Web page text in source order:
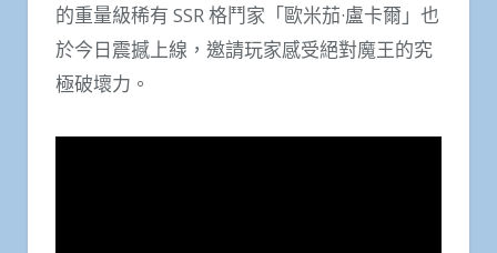
的重量級稀有 SSR 格鬥家「歐米茄·盧卡爾」也
於今日震撼上線，邀請玩家感受絕對魔王的究
極破壞力。